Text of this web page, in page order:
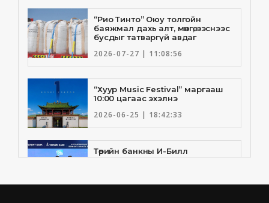
“Рио Тинто” Оюу толгойн
баяжмал дахь алт, мөнгө, зэснээс
бусдыг татваргүй авдаг
2026-07-27 | 11:08:56
“Хуур Music Festival” маргааш
10:00 цагаас эхэлнэ
2026-06-25 | 18:42:33
Төрийн банкны И-Билл
үйлчилгээнд Голомт банк
2026-06-25 | 9:33:55